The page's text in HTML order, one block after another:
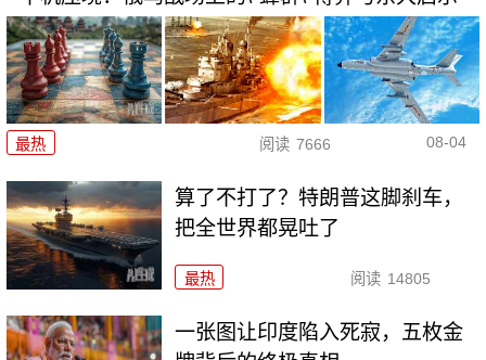
最热 阅读 7666 08-04
算了不打了？特朗普这脚刹车，
把全世界都晃吐了
最热 阅读 14805
一张图让印度陷入死寂，五枚金